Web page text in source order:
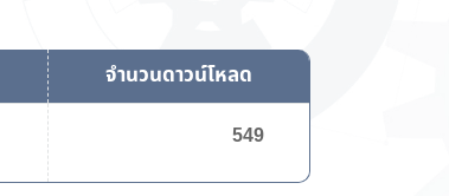
จำนวนดาวน์โหลด
549